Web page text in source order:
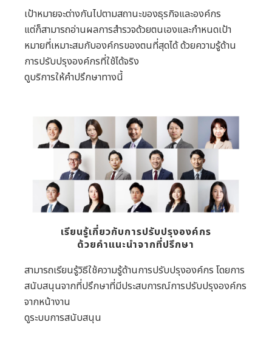
เป้าหมายจะต่างกันไปตามสถานะของธุรกิจและองค์กร
แต่ก็สามารถอ่านผลการสำรวจด้วยตนเองและกำหนดเป้า
หมายที่เหมาะสมกับองค์กรของตนที่สุดได้ ด้วยความรู้ด้าน
การปรับปรุงองค์กรที่ใช้ได้จริง
ดูบริการให้คำปรึกษาทางนี้
เรียนรู้เกี่ยวกับการปรับปรุงองค์กร
ด้วยคำแนะนำจากที่ปรึกษา
สามารถเรียนรู้วิธีใช้ความรู้ด้านการปรับปรุงองค์กร โดยการ
สนับสนุนจากที่ปรึกษาที่มีประสบการณ์การปรับปรุงองค์กร
จากหน้างาน
ดูระบบการสนับสนุน